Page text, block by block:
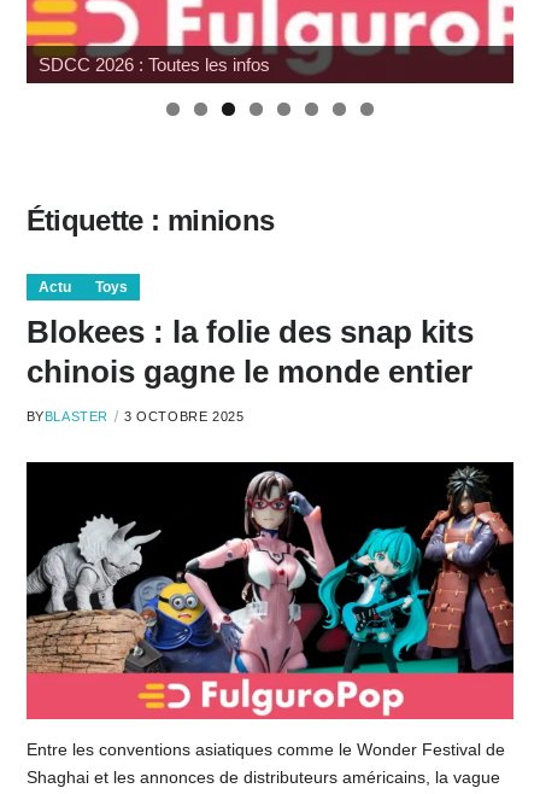
SDCC 2026 : Toutes les infos
Étiquette : minions
Actu Toys
Blokees : la folie des snap kits
chinois gagne le monde entier
BYBLASTER 3 OCTOBRE 2025
Entre les conventions asiatiques comme le Wonder Festival de
Shaghai et les annonces de distributeurs américains, la vague